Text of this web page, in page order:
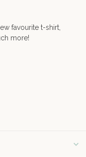
favourite t-shirt,
more!